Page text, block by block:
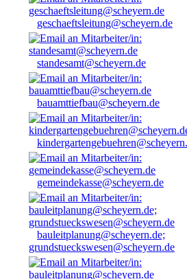
geschaeftsleitung@scheyern.de
standesamt@scheyern.de
bauamttiefbau@scheyern.de
gemeindekasse@scheyern.de
bauleitplanung@scheyern.de;
grundstueckswesen@scheyern.de